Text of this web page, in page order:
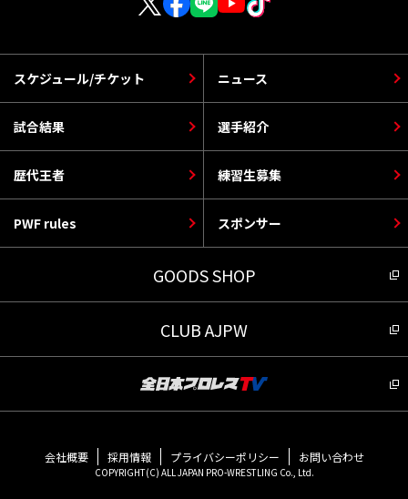
スケジュール/チケット
選手紹介
PWF rules
ニュース
歴代王者
スポンサー
試合結果
練習生募集
GOODS SHOP
CLUB AJPW
会社概要 採用情報 プライバシーポリシー お問い合わせ
COPYRIGHT(C) ALL JAPAN PRO-WRESTLING Co., Ltd.